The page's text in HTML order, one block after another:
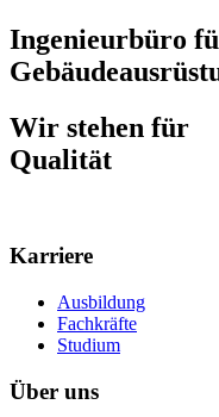
Ingenieurbüro
Wir stehen für
Verantwortung
Karriere
Ausbildung
Fachkräfte
Studium
Über uns